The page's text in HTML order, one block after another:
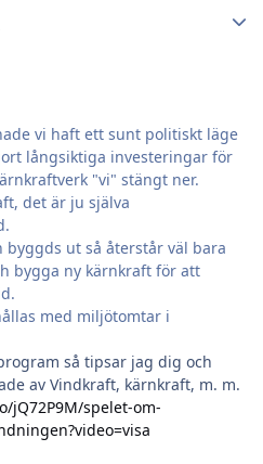
vi haft ett sunt politiskt läge
långsiktiga investeringar för
"vi" stängt ner.
det är ju själva
byggds ut så återstår väl bara
bygga ny kärnkraft för att
med miljötomtar i
så tipsar jag dig och
av Vindkraft, kärnkraft, m. m.
jQ72P9M/spelet-om-